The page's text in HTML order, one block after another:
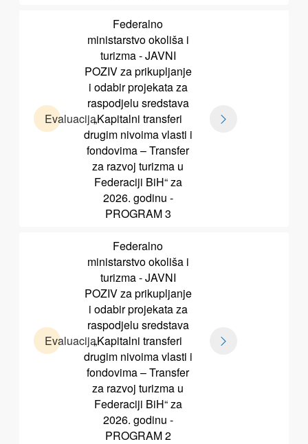
Evaluacija
Federalno
ministarstvo okoliša i
turizma - JAVNI
POZIV za prikupljanje
i odabir projekata za
raspodjelu sredstava
„Kapitalni transferi
drugim nivoima vlasti i
fondovima – Transfer
za razvoj turizma u
Federaciji BiH“ za
2026. godinu -
PROGRAM 3
Evaluacija
Federalno
ministarstvo okoliša i
turizma - JAVNI
POZIV za prikupljanje
i odabir projekata za
raspodjelu sredstava
„Kapitalni transferi
drugim nivoima vlasti i
fondovima – Transfer
za razvoj turizma u
Federaciji BiH“ za
2026. godinu -
PROGRAM 2